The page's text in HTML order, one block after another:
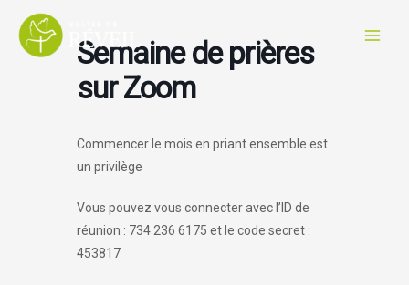
contenu
Semaine de prières
sur Zoom
Commencer le mois en priant ensemble est
un privilège
Vous pouvez vous connecter avec l’ID de
réunion : 734 236 6175 et le code secret :
453817